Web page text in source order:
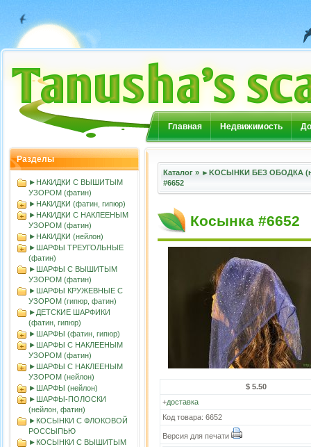
Главная Недвижимость
Разделы
►НАКИДКИ С ВЫШИТЫМ
УЗОРОМ (фатин)
►НАКИДКИ (фатин, гипюр)
►НАКИДКИ С НАКЛЕЕНЫМ
УЗОРОМ (фатин)
►НАКИДКИ (нейлон)
►ШАРФЫ ТРЕУГОЛЬНЫЕ
(фатин)
►ШАРФЫ С ВЫШИТЫМ
УЗОРОМ (фатин)
►ШАРФЫ КРУЖЕВНЫЕ С
УЗОРОМ (гипюр, фатин)
►ДЕТСКИЕ ШАРФИКИ
(фатин, гипюр)
►ШАРФЫ (фатин, гипюр)
►ШАРФЫ С НАКЛЕЕНЫМ
УЗОРОМ (фатин)
►ШАРФЫ С НАКЛЕЕНЫМ
УЗОРОМ (нейлон)
►ШАРФЫ (нейлон)
►ШАРФЫ-ПОЛОСКИ
(нейлон, фатин)
►КОСЫНКИ С ФЛОКОВОЙ
РОССЫПЬЮ
►КОСЫНКИ С ВЫШИТЫМ
Каталог » ►KOСЫНКИ БЕЗ ОБОДКА
#6652
Косынка #6652
$ 5.50
+доставка
Код товара: 6652
Версия для печати